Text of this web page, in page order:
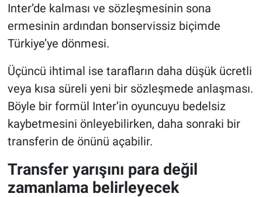
Inter’de kalması ve sözleşmesinin sona
ermesinin ardından bonservissiz biçimde
Türkiye’ye dönmesi.
Üçüncü ihtimal ise tarafların daha düşük ücretli
veya kısa süreli yeni bir sözleşmede anlaşması.
Böyle bir formül Inter’in oyuncuyu bedelsiz
kaybetmesini önleyebilirken, daha sonraki bir
transferin de önünü açabilir.
Transfer yarışını para değil
zamanlama belirleyecek